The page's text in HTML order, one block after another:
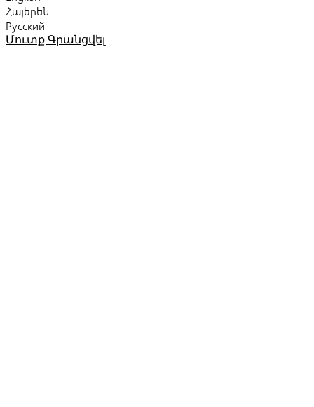
Հայերեն
Русский
Մուտք Գրանցվել